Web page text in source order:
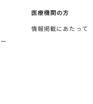
医療機関の方
情報掲載にあたって